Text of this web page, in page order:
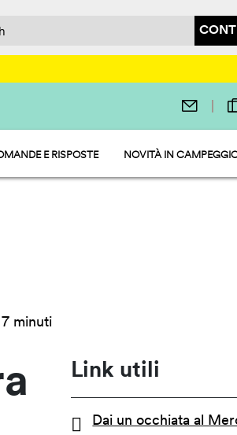
SERVIZI
E RISPOSTE NOVITÀ IN
7 minuti
Link utili
Dai un occhiata al